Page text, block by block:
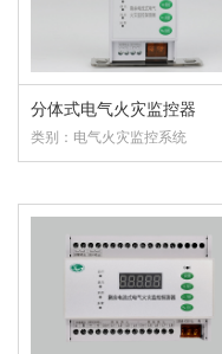
分体式电气火灾监控器
类别：电气火灾监控系统